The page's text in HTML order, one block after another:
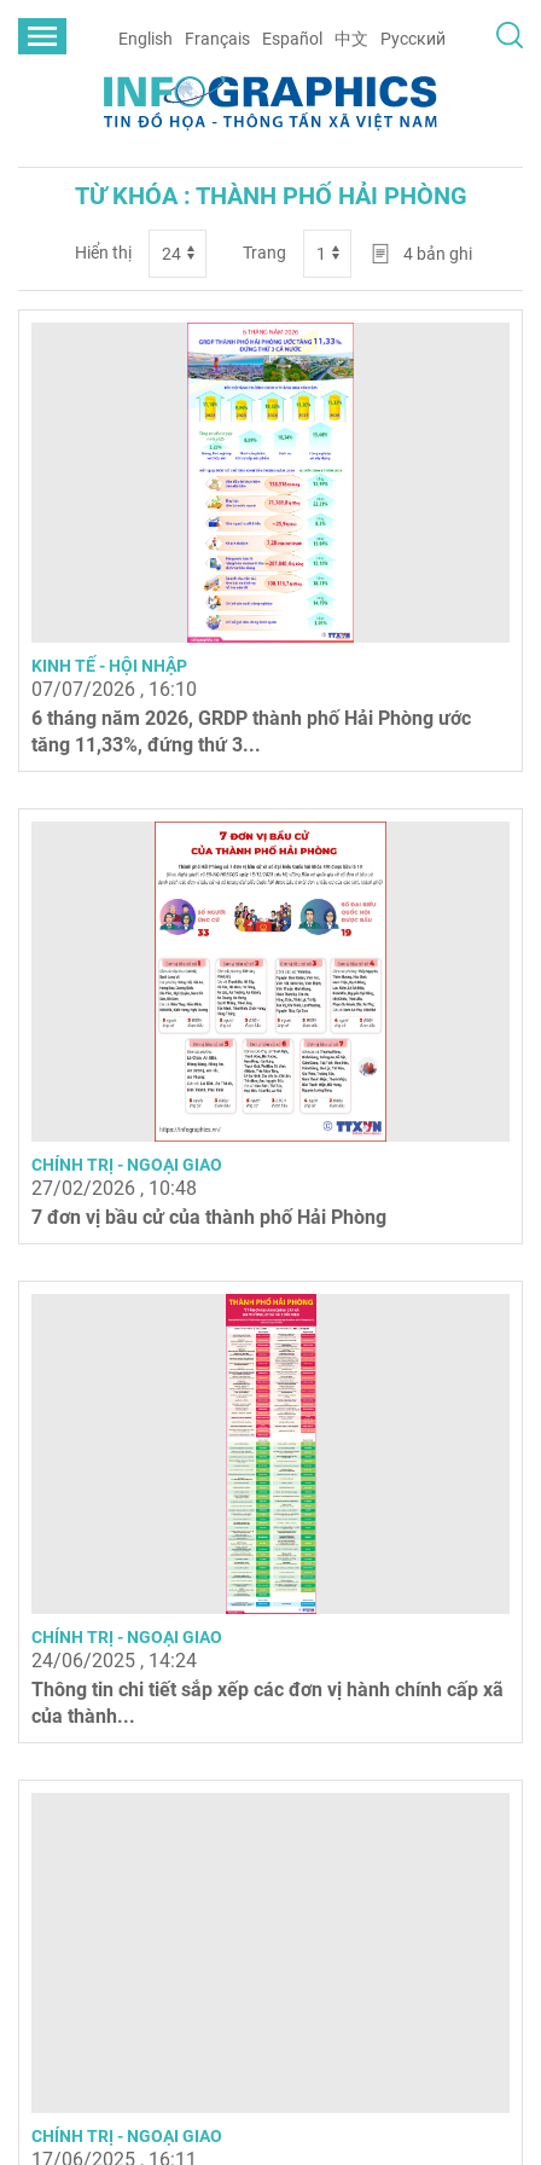
English Français Español 中文 Русский
TỪ KHÓA : THÀNH PHỐ HẢI PHÒNG
Hiển thị Trang 4 bản ghi
KINH TẾ - HỘI NHẬP
07/07/2026 , 16:10
6 tháng năm 2026, GRDP thành phố Hải Phòng ước
tăng 11,33%, đứng thứ 3...
CHÍNH TRỊ - NGOẠI GIAO
27/02/2026 , 10:48
7 đơn vị bầu cử của thành phố Hải Phòng
CHÍNH TRỊ - NGOẠI GIAO
24/06/2025 , 14:24
Thông tin chi tiết sắp xếp các đơn vị hành chính cấp xã
của thành...
CHÍNH TRỊ - NGOẠI GIAO
17/06/2025 , 16:11